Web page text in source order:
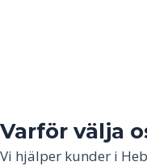
Varför välja
Vi hjälper kunder i